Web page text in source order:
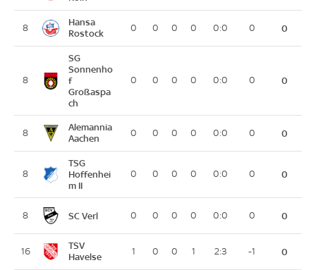
8
Hansa
Rostock
0 0 0 0 0:0 0 0
8
SG
Sonnenho
f
Großaspa
ch
0 0 0 0 0:0 0 0
8
Alemannia
Aachen
0 0 0 0 0:0 0 0
8
TSG
Hoffenhei
m II
0 0 0 0 0:0 0 0
8 SC Verl 0 0 0 0 0:0 0 0
16
TSV
Havelse
1 0 0 1 2:3 -1 0